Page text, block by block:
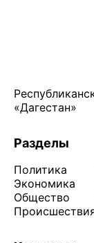
«Дагестан»
Разделы
Политика
Экономика
Общество